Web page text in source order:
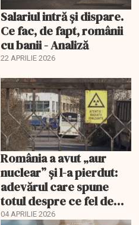
Salariul intră și dispare.
Ce fac, de fapt, românii
cu banii - Analiză
22 APRILIE 2026
România a avut „aur
nuclear” și l-a pierdut:
adevărul care spune
totul despre ce fel de
conducători avem
04 APRILIE 2026